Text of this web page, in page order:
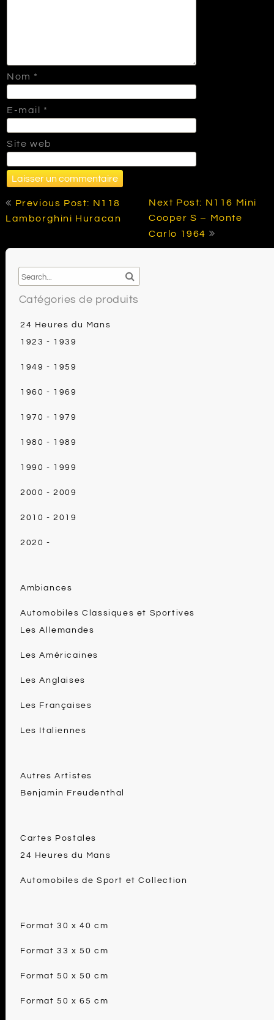
Nom *
E-mail *
Site web
Navigation
l’article
Previous Post: N118
Lamborghini Huracan
Next Post: N116 Mini
Cooper S – Monte
Carlo 1964
Catégories de produits
24 Heures du Mans
1923 - 1939
1949 - 1959
1960 - 1969
1970 - 1979
1980 - 1989
1990 - 1999
2000 - 2009
2010 - 2019
2020 -
Ambiances
Automobiles Classiques et Sportives
Les Allemandes
Les Américaines
Les Anglaises
Les Françaises
Les Italiennes
Autres Artistes
Benjamin Freudenthal
Cartes Postales
24 Heures du Mans
Automobiles de Sport et Collection
Format 30 x 40 cm
Format 33 x 50 cm
Format 50 x 50 cm
Format 50 x 65 cm